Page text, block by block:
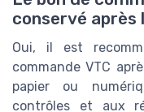
conservé après
Oui, il est
commande VTC
papier ou
contrôles et aux